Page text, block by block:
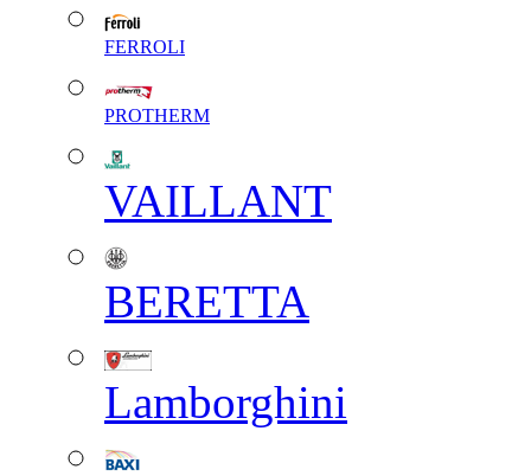
FERROLI
PROTHERM
VAILLANT
BERETTA
Lamborghini